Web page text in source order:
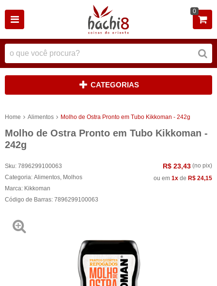
0
CATEGORIAS
Home Alimentos Molho de Ostra Pronto em Tubo Kikkoman - 242g
Molho de Ostra Pronto em Tubo Kikkoman -
242g
Sku: 7896299100063
Categoria: Alimentos Molhos
Marca: Kikkoman
Código de Barras: 7896299100063
R$ 23,43 (no pix)
ou em 1x de R$ 24,15